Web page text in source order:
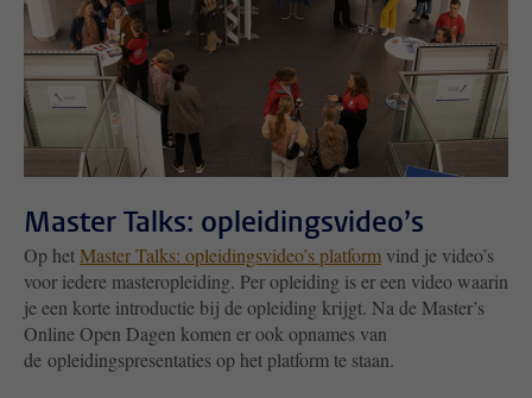
Master Talks: opleidingsvideo’s
Op hetMaster Talks: opleidingsvideo’s platform vind je video’s
voor iedere masteropleiding. Per opleiding is er een video waarin
je een korte introductie bij de opleiding krijgt. Na de Master’s
Online Open Dagen komen er ook opnames van
de opleidingspresentaties op het platform te staan.